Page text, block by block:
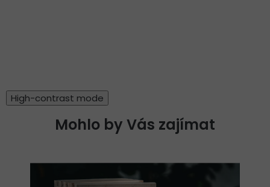
High-contrast mode
Mohlo by Vás zajímat